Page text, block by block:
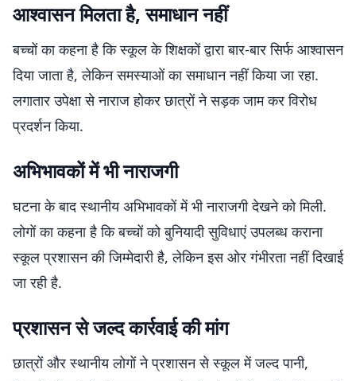
आश्वासन मिलता है, समाधान नहीं
बच्चों का कहना है कि स्कूल के शिक्षकों द्वारा बार-बार सिर्फ आश्वासन
दिया जाता है, लेकिन समस्याओं का समाधान नहीं किया जा रहा.
लगातार उपेक्षा से नाराज होकर छात्रों ने सड़क जाम कर विरोध
प्रदर्शन किया.
अभिभावकों में भी नाराजगी
घटना के बाद स्थानीय अभिभावकों में भी नाराजगी देखने को मिली.
लोगों का कहना है कि बच्चों को बुनियादी सुविधाएं उपलब्ध कराना
स्कूल प्रशासन की जिम्मेदारी है, लेकिन इस ओर गंभीरता नहीं दिखाई
जा रही है.
प्रशासन से जल्द कार्रवाई की मांग
छात्रों और स्थानीय लोगों ने प्रशासन से स्कूल में जल्द पानी,